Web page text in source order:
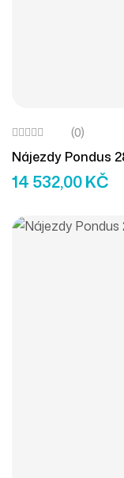
(0)
Nájezdy Pondus
Trojdílné (2ks)
14 532,00KČ